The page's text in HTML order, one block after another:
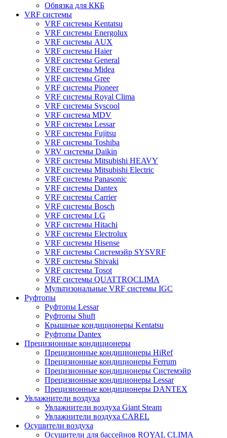
Обвязка для ККБ
VRF системы
VRF системы Kentatsu
VRF системы Energolux
VRF системы AUX
VRF системы Haier
VRF системы General
VRF системы Midea
VRF системы Gree
VRF системы Pioneer
VRF системы Royal Clima
VRF системы Syscool
VRF система MDV
VRF системы Lessar
VRF системы Fujitsu
VRF системы Toshiba
VRV системы Daikin
VRF системы Mitsubishi HEAVY
VRF системы Mitsubishi Electric
VRF системы Panasonic
VRF системы Dantex
VRF системы Carrier
VRF системы Bosch
VRF системы LG
VRF системы Hitachi
VRF системы Electrolux
VRF системы Hisense
VRF системы Системэйр SYSVRF
VRF системы Shivaki
VRF системы Tosot
VRF системы QUATTROCLIMA
Мультизональные VRF системы IGC
Руфтопы
Руфтопы Lessar
Руфтопы Shuft
Крышные кондиционеры Kentatsu
Руфтопы Dantex
Прецизионные кондиционеры
Прецизионные кондиционеры HiRef
Прецизионные кондиционеры Ferrum
Прецизионные кондиционеры Системэйр
Прецизионные кондиционеры Lessar
Прецизионные кондиционеры DANTEX
Увлажнители воздуха
Увлажнители воздуха Giant Steam
Увлажнители воздуха CAREL
Осушители воздуха
Осушители для бассейнов ROYAL CLIMA